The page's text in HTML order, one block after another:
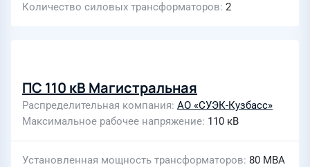
Количество силовых трансформаторов 2
ПС 110 кВ Магистральная
Распределительная компания АО «СУЭК-Кузбасс»
Максимальное рабочее напряжение 110 кВ
Установленная мощность трансформаторов 80 МВА